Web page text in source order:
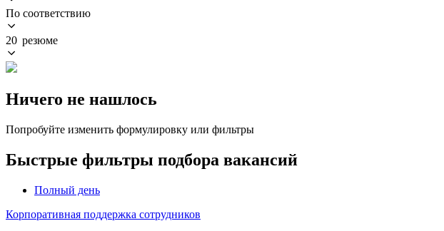
По соответствию
20 резюме
Ничего не нашлось
Попробуйте изменить формулировку или фильтры
Быстрые фильтры подбора вакансий
Полный день
Корпоративная поддержка сотрудников